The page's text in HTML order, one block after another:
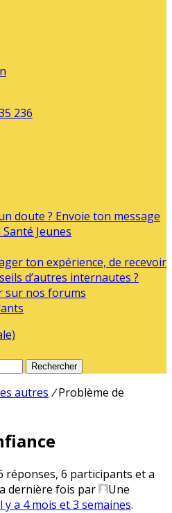
doute ? Envoie ton message
Santé Jeunes
ton expérience, de recevoir
d’autres internautes ?
sur nos forums
Rechercher
autres / Problème de
réponses, 6 participants et a
dernière fois par
Une
y a 4 mois et 3 semaines.